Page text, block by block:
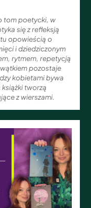
tom poetycki, w
się z refleksją
opowieścią o
i dziedziczonym
rytmem, repetycją
pozostaje
kobietami bywa
tworzą
z wierszami.